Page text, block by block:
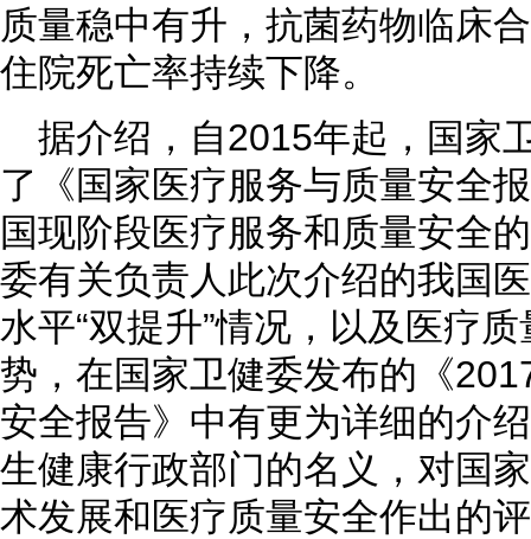
质量稳中有升，抗菌药物临床
住院死亡率持续下降。
据介绍，自2015年起，国家
了《国家医疗服务与质量安全
国现阶段医疗服务和质量安全
委有关负责人此次介绍的我国
水平“双提升”情况，以及医疗
势，在国家卫健委发布的《
安全报告》中有更为详细的介
生健康行政部门的名义，对国
术发展和医疗质量安全作出的